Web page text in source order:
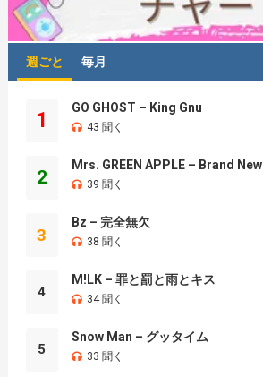
週ごと 毎月
1
GO GHOST – King Gnu
43 聞く
2
Mrs. GREEN APPLE – Brand New
39 聞く
3
Bz – 完全無欠
38 聞く
4
M!LK – 罪と罰と雨とキス
34 聞く
5
Snow Man – グッタイム
33 聞く